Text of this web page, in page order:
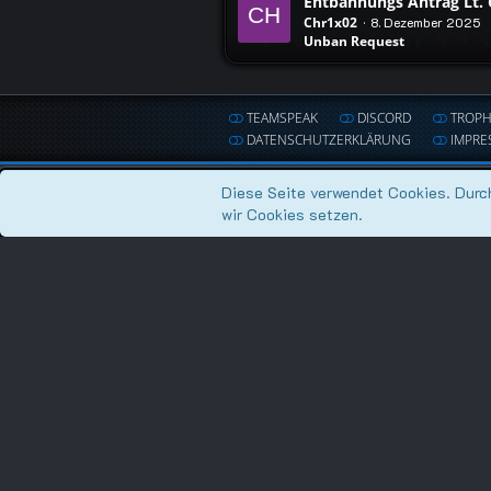
Chr1x02 8. Dezember 2025
Unban Request
TEAMSPEAK DISCORD
DATENSCHUTZERKLÄRUNG
Diese Seite verwendet Cookies.
wir Cookies setzen.